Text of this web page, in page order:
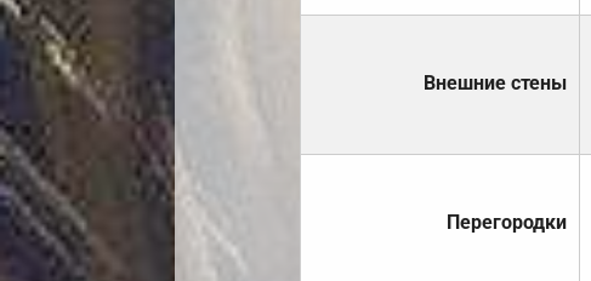
Внешние стены
Перегородки